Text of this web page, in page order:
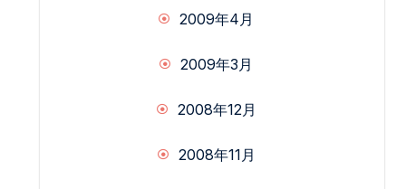
2009年4月
2009年3月
2008年12月
2008年11月